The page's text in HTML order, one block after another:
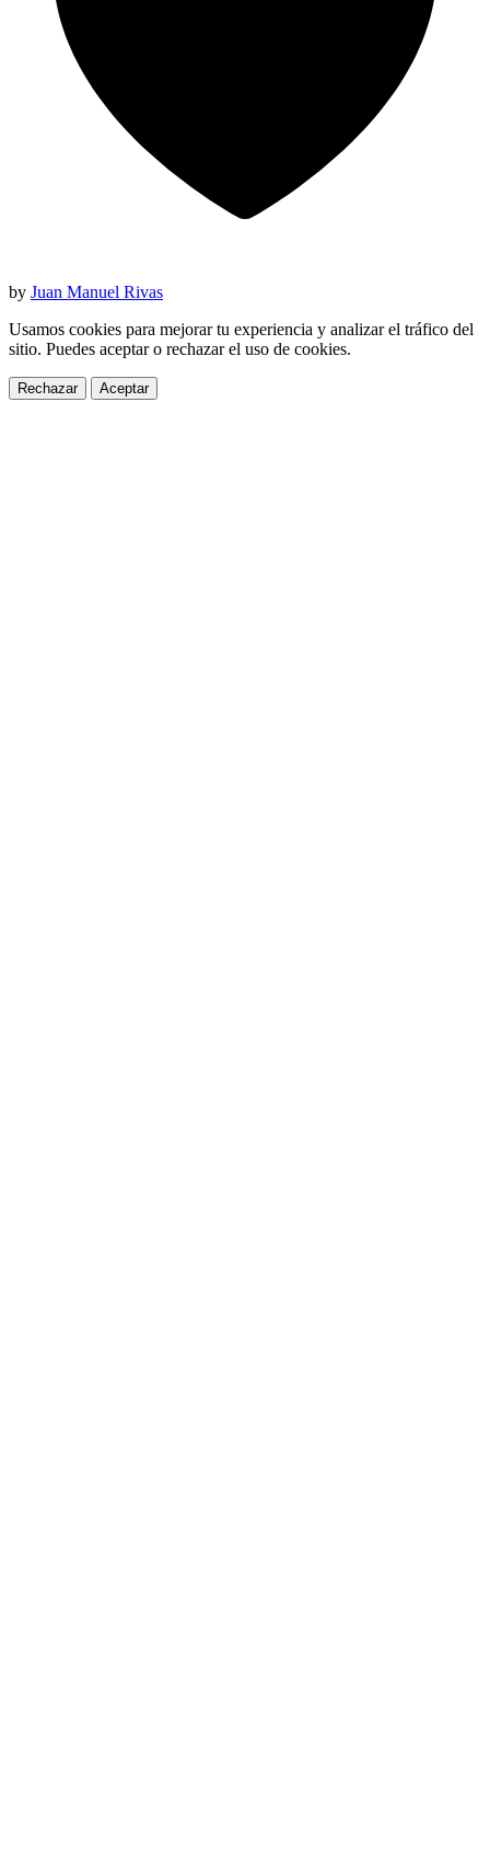
by Juan Manuel Rivas
Usamos cookies para mejorar tu experiencia y analizar el tráfico del
sitio. Puedes aceptar o rechazar el uso de cookies.
Rechazar Aceptar